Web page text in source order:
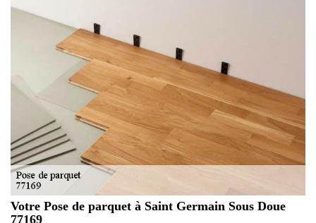
Votre Pose de parquet à Saint Germain Sous Doue
77169